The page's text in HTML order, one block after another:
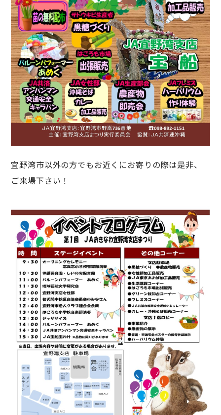
宜野湾市以外の方でもお近くにお寄りの際は是非、
ご来場下さい！